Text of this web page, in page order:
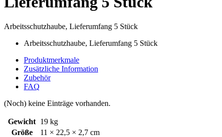
Arbeitsschutzhaube, Lieferumfang 5 Stück
Arbeitsschutzhaube, Lieferumfang 5 Stück
Produktmerkmale
Zusätzliche Information
Zubehör
FAQ
(Noch) keine Einträge vorhanden.
Gewicht 19 kg
Größe
11 × 22,5 × 2,7 cm